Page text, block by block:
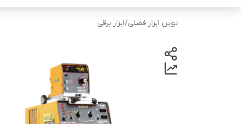
نوین ابزار فضلی/ابزار برقی